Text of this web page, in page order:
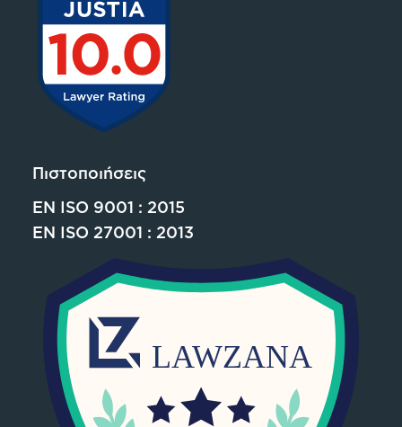
Πιστοποιήσεις
EN ISO 9001 : 2015
EN ISO 27001 : 2013